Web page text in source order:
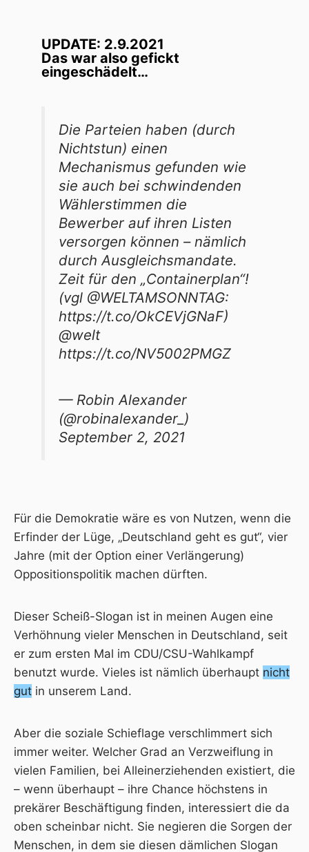
UPDATE: 2.9.2021
Das war also gefickt
eingeschädelt…
Die Parteien haben (durch
Nichtstun) einen
Mechanismus gefunden wie
sie auch bei schwindenden
Wählerstimmen die
Bewerber auf ihren Listen
versorgen können – nämlich
durch Ausgleichsmandate.
Zeit für den „Containerplan“!
(vgl @WELTAMSONNTAG:
https://t.co/OkCEVjGNaF)
@welt
https://t.co/NV5002PMGZ
— Robin Alexander
(@robinalexander_)
September 2, 2021
Für die Demokratie wäre es von Nutzen, wenn die
Erfinder der Lüge, „Deutschland geht es gut“, vier
Jahre (mit der Option einer Verlängerung)
Oppositionspolitik machen dürften.
Dieser Scheiß-Slogan ist in meinen Augen eine
Verhöhnung vieler Menschen in Deutschland, seit
er zum ersten Mal im CDU/CSU-Wahlkampf
benutzt wurde. Vieles ist nämlich überhaupt nicht
gut in unserem Land.
Aber die soziale Schieflage verschlimmert sich
immer weiter. Welcher Grad an Verzweiflung in
vielen Familien, bei Alleinerziehenden existiert, die
– wenn überhaupt – ihre Chance höchstens in
prekärer Beschäftigung finden, interessiert die da
oben scheinbar nicht. Sie negieren die Sorgen der
Menschen, in dem sie diesen dämlichen Slogan